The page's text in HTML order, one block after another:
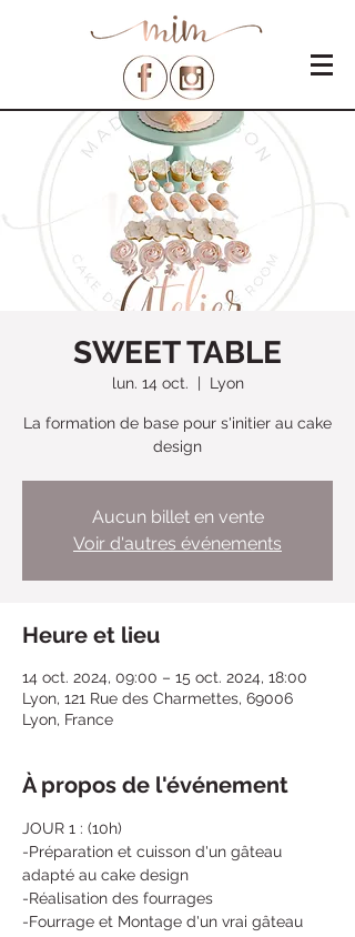
SWEET TABLE
lun. 14 oct.
  |
Lyon
La formation de base pour s'initier au cake
design
Aucun billet en vente
Voir d'autres événements
Heure et lieu
14 oct. 2024, 09:00 – 15 oct. 2024, 18:00
Lyon, 121 Rue des Charmettes, 69006
Lyon, France
À propos de l'événement
JOUR 1 : (10h)
-Préparation et cuisson d'un gâteau
adapté au cake design
-Réalisation des fourrages
-Fourrage et Montage d'un vrai gâteau